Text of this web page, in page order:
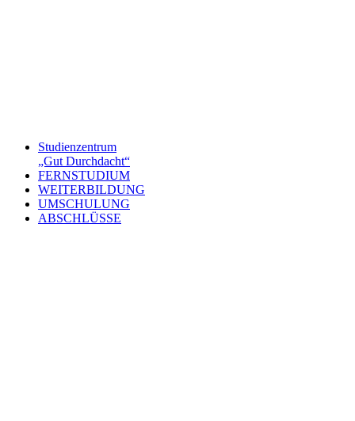
Studienzentrum
„Gut Durchdacht“
FERNSTUDIUM
WEITERBILDUNG
UMSCHULUNG
ABSCHLÜSSE